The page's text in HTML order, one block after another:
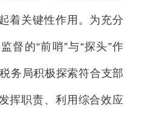
着关键性作用。为充分
督的“前哨”与“探头”作
务局积极探索符合支部
挥职责、利用综合效应